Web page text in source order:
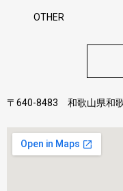
OTHER
〒640-8483 和歌山県和